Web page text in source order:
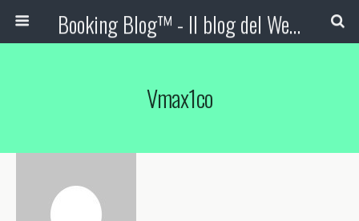
Booking Blog™ - Il blog del Web Marketing Turistico
Vmax1co